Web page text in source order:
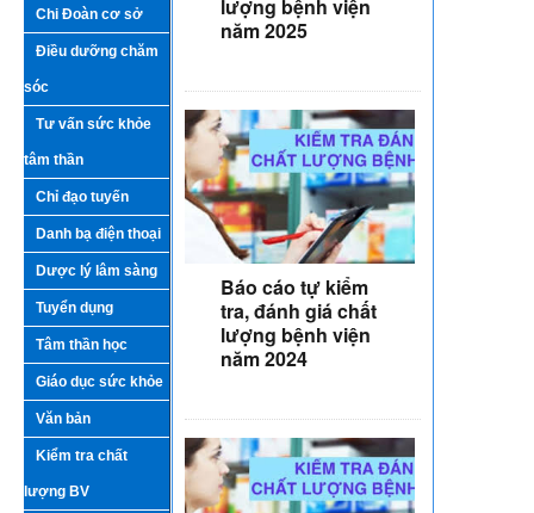
Chi Đoàn cơ sở
Điều dưỡng chăm
sóc
Tư vấn sức khỏe
tâm thần
Chỉ đạo tuyến
Danh bạ điện thoại
Dược lý lâm sàng
Tuyển dụng
Tâm thần học
Giáo dục sức khỏe
Văn bản
Kiểm tra chất
lượng BV
lượng bệnh viện
năm 2025
Báo cáo tự kiểm
tra, đánh giá chất
lượng bệnh viện
năm 2024